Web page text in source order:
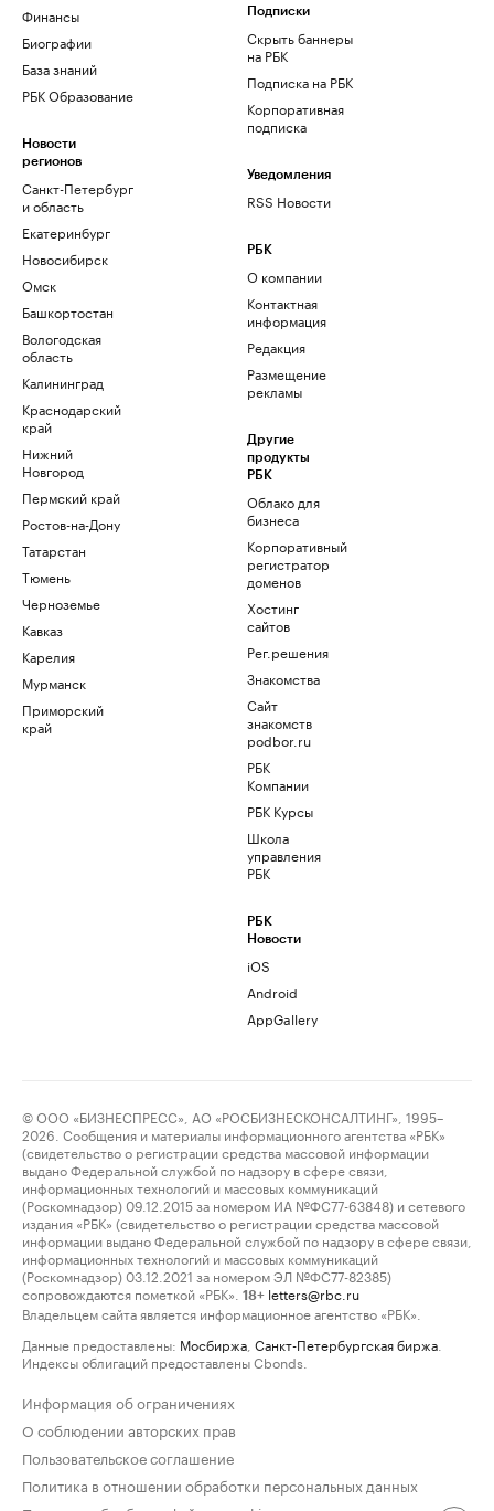
Финансы
Биографии
База знаний
РБК Образование
Новости
регионов
Санкт-Петербург
и область
Екатеринбург
Новосибирск
Омск
Башкортостан
Вологодская
область
Калининград
Краснодарский
край
Нижний
Новгород
Пермский край
Ростов-на-Дону
Татарстан
Тюмень
Черноземье
Кавказ
Карелия
Мурманск
Приморский
край
Подписки
Скрыть баннеры
на РБК
Подписка на РБК
Корпоративная
подписка
Уведомления
RSS Новости
РБК
О компании
Контактная
информация
Редакция
Размещение
рекламы
Другие
продукты
РБК
Облако для
бизнеса
Корпоративный
регистратор
доменов
Хостинг
сайтов
Рег.решения
Знакомства
Сайт
знакомств
podbor.ru
РБК
Компании
РБК Курсы
Школа
управления
РБК
РБК
Новости
iOS
Android
AppGallery
© ООО «БИЗНЕСПРЕСС», АО «РОСБИЗНЕСКОНСАЛТИНГ», 1995–
2026. Сообщения и материалы информационного агентства «РБК»
(свидетельство о регистрации средства массовой информации
выдано Федеральной службой по надзору в сфере связи,
информационных технологий и массовых коммуникаций
(Роскомнадзор) 09.12.2015 за номером ИА №ФС77-63848) и сетевого
издания «РБК» (свидетельство о регистрации средства массовой
информации выдано Федеральной службой по надзору в сфере связи,
информационных технологий и массовых коммуникаций
(Роскомнадзор) 03.12.2021 за номером ЭЛ №ФС77-82385)
сопровождаются пометкой «РБК».
18+ letters@rbc.ru
Владельцем сайта является информационное агентство «РБК».
Данные предоставлены: Мосбиржа Санкт-Петербургская биржа
Индексы облигаций предоставлены Cbonds.
Информация об ограничениях
О соблюдении авторских прав
Пользовательское соглашение
Политика в отношении обработки персональных данных